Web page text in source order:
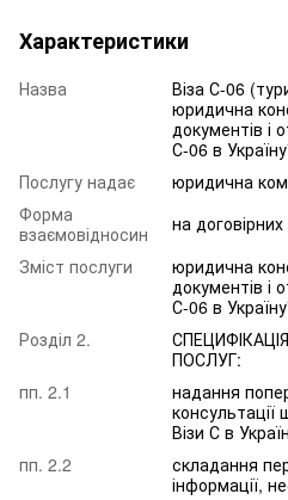
Характеристики
Назва
Віза С-06
юридична
документів і
С-06 в
Послугу надає
юридична
Форма
взаємовідносин
на
Зміст послуги
юридична
документів і
С-06 в
Розділ 2.
ПОСЛУГ:
пп. 2.1
надання
Візи С в
пп. 2.2
складання
інформації,